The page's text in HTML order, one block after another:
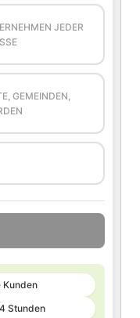
JEDER
GEMEINDEN,
Stunden